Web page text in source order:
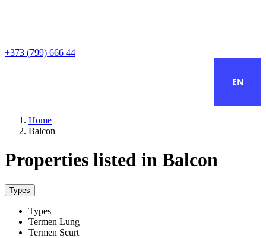
+373 (799) 666 44
EN
Home
Balcon
Properties listed in Balcon
Types
Types
Termen Lung
Termen Scurt